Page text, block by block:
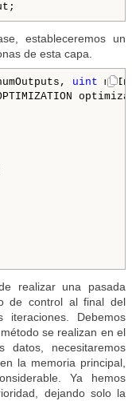
estableceremos un
de esta capa.
uint
realizar una pasada
de control al final del
Debemos
se realizan en el
datos, necesitaremos
la memoria principal,
Ya hemos
dejando solo la